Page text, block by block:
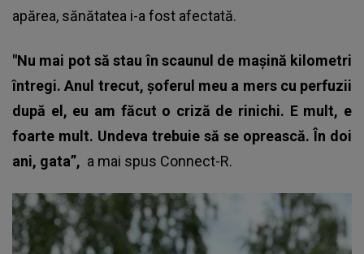
apărea, sănătatea i-a fost afectată.
"Nu mai pot să stau în scaunul de mașină kilometri
întregi. Anul trecut, șoferul meu a mers cu perfuzii
după el, eu am făcut o criză de rinichi. E mult, e
foarte mult. Undeva trebuie să se oprească. În doi
ani, gata”, a mai spus Connect-R.